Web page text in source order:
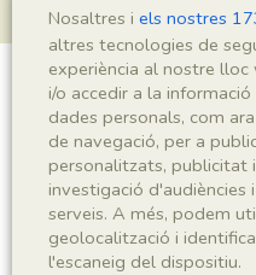
Leptolepis
Sigla
MSE 137 a-b
Nosaltres i els nostres
altres tecnologies de
experiència al nostre
i/o accedir a la
dades personals, com
de navegació, per a
personalitzats, publicitat
investigació
serveis. A més, podem
geolocalització i
l'escaneig del dispositiu.